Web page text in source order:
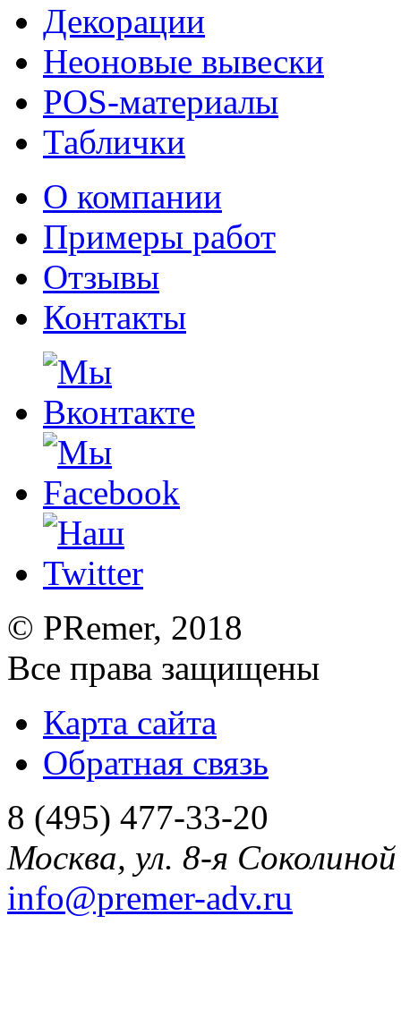
Декорации
Неоновые вывески
POS-материалы
Таблички
О компании
Примеры работ
Отзывы
Контакты
© PRemer, 2018
Все права защищены
Карта сайта
Обратная связь
8 (495) 477-33-20
Москва, ул. 8-я
info@premer-adv.ru